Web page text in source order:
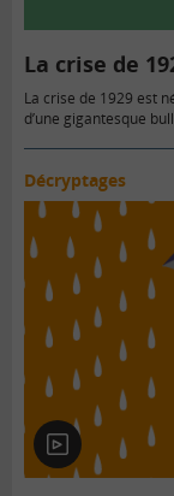
La crise de
La crise de 1929 est
d’une gigantesque
Décryptages
En
vidéo